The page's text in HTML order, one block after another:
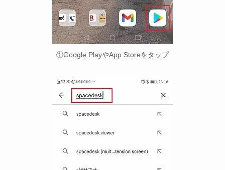
①Google PlayやApp Storeをタップ